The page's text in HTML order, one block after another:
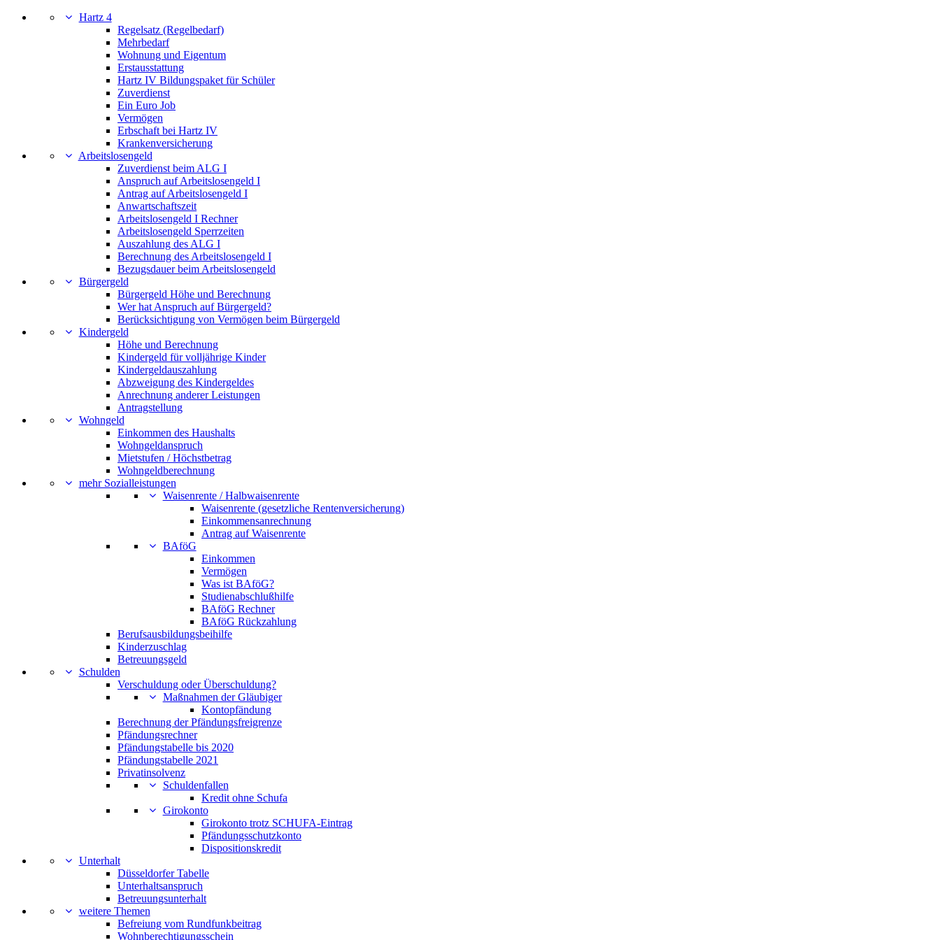
Hartz 4
Regelsatz (Regelbedarf)
Mehrbedarf
Wohnung und Eigentum
Erstausstattung
Hartz IV Bildungspaket für Schüler
Zuverdienst
Ein Euro Job
Vermögen
Erbschaft bei Hartz IV
Krankenversicherung
Arbeitslosengeld
Zuverdienst beim ALG I
Anspruch auf Arbeitslosengeld I
Antrag auf Arbeitslosengeld I
Anwartschaftszeit
Arbeitslosengeld I Rechner
Arbeitslosengeld Sperrzeiten
Auszahlung des ALG I
Berechnung des Arbeitslosengeld I
Bezugsdauer beim Arbeitslosengeld
Bürgergeld
Bürgergeld Höhe und Berechnung
Wer hat Anspruch auf Bürgergeld?
Berücksichtigung von Vermögen beim Bürgergeld
Kindergeld
Höhe und Berechnung
Kindergeld für volljährige Kinder
Kindergeldauszahlung
Abzweigung des Kindergeldes
Anrechnung anderer Leistungen
Antragstellung
Wohngeld
Einkommen des Haushalts
Wohngeldanspruch
Mietstufen / Höchstbetrag
Wohngeldberechnung
mehr Sozialleistungen
Waisenrente / Halbwaisenrente
Waisenrente (gesetzliche Rentenversicherung)
Einkommensanrechnung
Antrag auf Waisenrente
BAföG
Einkommen
Vermögen
Was ist BAföG?
Studienabschlußhilfe
BAföG Rechner
BAföG Rückzahlung
Berufsausbildungsbeihilfe
Kinderzuschlag
Betreuungsgeld
Schulden
Verschuldung oder Überschuldung?
Maßnahmen der Gläubiger
Kontopfändung
Berechnung der Pfändungsfreigrenze
Pfändungsrechner
Pfändungstabelle bis 2020
Pfändungstabelle 2021
Privatinsolvenz
Schuldenfallen
Kredit ohne Schufa
Girokonto
Girokonto trotz SCHUFA-Eintrag
Pfändungsschutzkonto
Dispositionskredit
Unterhalt
Düsseldorfer Tabelle
Unterhaltsanspruch
Betreuungsunterhalt
weitere Themen
Befreiung vom Rundfunkbeitrag
Wohnberechtigungsschein